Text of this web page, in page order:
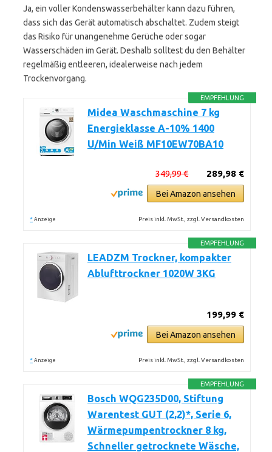
Ja, ein voller Kondenswasserbehälter kann dazu führen,
dass sich das Gerät automatisch abschaltet. Zudem steigt
das Risiko für unangenehme Gerüche oder sogar
Wasserschäden im Gerät. Deshalb solltest du den Behälter
regelmäßig entleeren, idealerweise nach jedem
Trockenvorgang.
EMPFEHLUNG
Midea Waschmaschine 7 kg
Energieklasse A-10% 1400
U/Min Weiß MF10EW70BA10
289,98 €
349,99 €
Bei Amazon ansehen
* Anzeige Preis inkl. MwSt., zzgl. Versandkosten
EMPFEHLUNG
LEADZM Trockner, kompakter
Ablufttrockner 1020W 3KG
199,99 €
Bei Amazon ansehen
* Anzeige Preis inkl. MwSt., zzgl. Versandkosten
EMPFEHLUNG
Bosch WQG235D00, Stiftung
Warentest GUT (2,2)*, Serie 6,
Wärmepumpentrockner 8 kg,
Schneller getrocknete Wäsche,